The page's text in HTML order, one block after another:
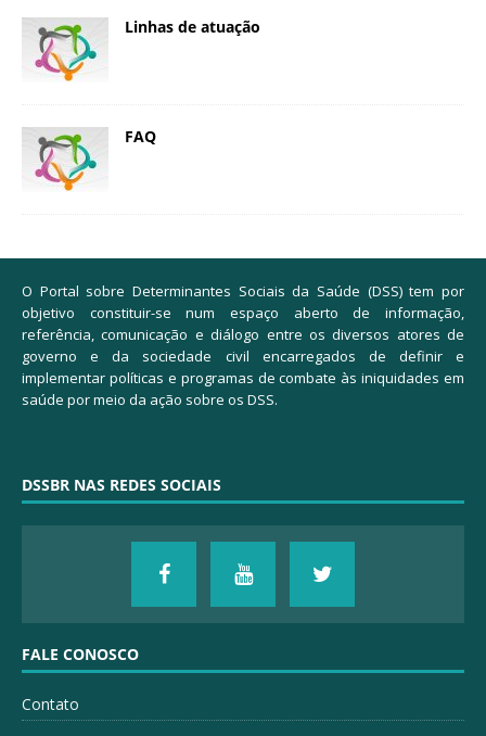
Linhas de atuação
FAQ
O Portal sobre Determinantes Sociais da Saúde (DSS) tem por
objetivo constituir-se num espaço aberto de informação,
referência, comunicação e diálogo entre os diversos atores de
governo e da sociedade civil encarregados de definir e
implementar políticas e programas de combate às iniquidades em
saúde por meio da ação sobre os DSS.
DSSBR NAS REDES SOCIAIS
FALE CONOSCO
Contato